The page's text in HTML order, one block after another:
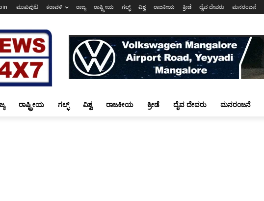
ಮುಖಪುಟ ಕರಾವಳಿ ರಾಜ್ಯ ರಾಷ್ಟ್ರೀಯ ಗಲ್ಫ್ ವಿಶ್ವ ರಾಜಕೀಯ ಕ್ರೀಡೆ ದೈವ ದೇವರು ಮನರಂಜನೆ
ರಾಷ್ಟ್ರೀಯ ಗಲ್ಫ್ ವಿಶ್ವ ರಾಜಕೀಯ ಕ್ರೀಡೆ ದೈವ ದೇವರು ಮನರಂಜನೆ